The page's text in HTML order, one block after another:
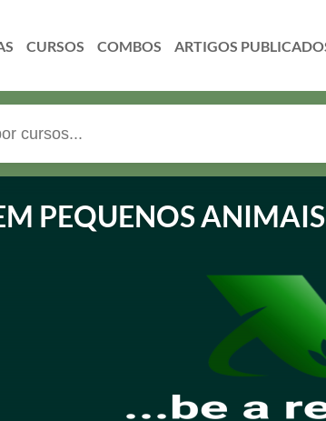
CURSOS COMBOS
PEQUENOS ANIMAIS